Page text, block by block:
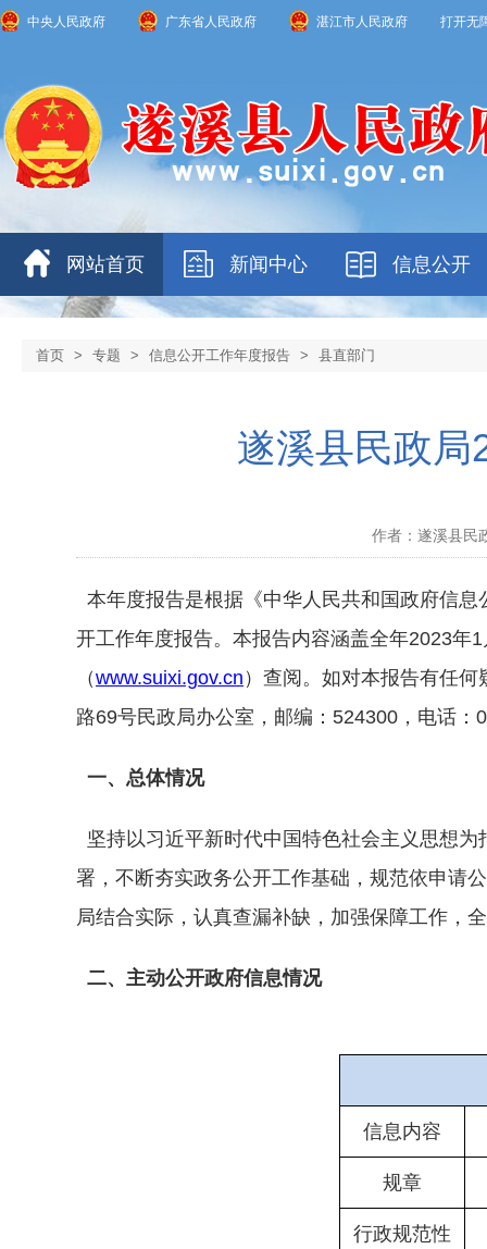
中央人民政府 广东省人民政府 湛江市人民政府 打开无
网站首页 新闻中心 信息公开
首页 > 专题 > 信息公开工作年度报告 > 县直部门
遂溪县民政局
作者：遂溪县民
本年度报告是根据《中华人民共和国政府信
开工作年度报告。本报告内容涵盖全年2023年
（www.suixi.gov.cn ）查阅。如对本报告有任
路69号民政局办公室，邮编：524300，电话
一、总体情况
坚持以习近平新时代中国特色社会主义思想
署，不断夯实政务公开工作基础，规范依申请
局结合实际，认真查漏补缺，加强保障工作，
二、主动公开政府信息情况
信息内容
规章
行政规范性